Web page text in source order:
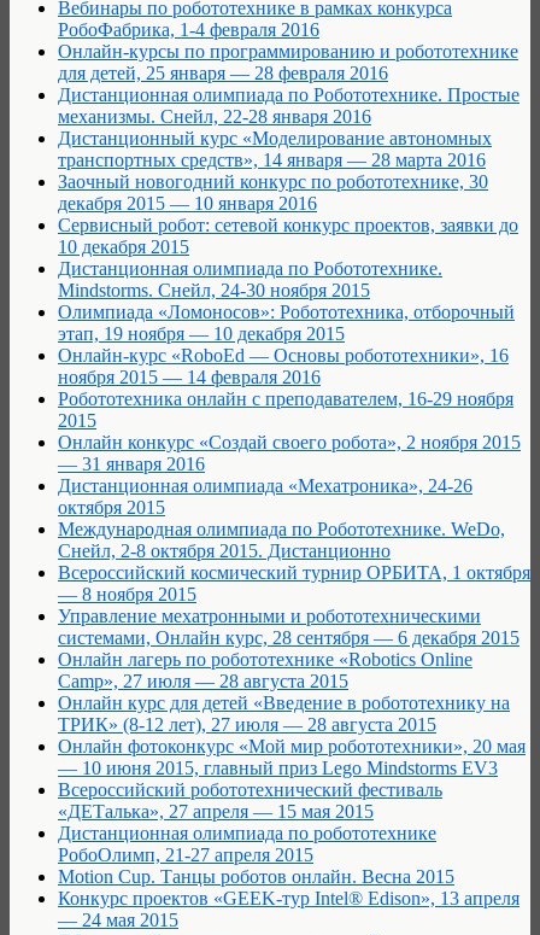
Вебинары по робототехнике в рамках конкурса
РобоФабрика, 1-4 февраля 2016
Онлайн-курсы по программированию и робототехнике
для детей, 25 января — 28 февраля 2016
Дистанционная олимпиада по Робототехнике. Простые
механизмы. Снейл, 22-28 января 2016
Дистанционный курс «Моделирование автономных
транспортных средств», 14 января — 28 марта 2016
Заочный новогодний конкурс по робототехнике, 30
декабря 2015 — 10 января 2016
Сервисный робот: сетевой конкурс проектов, заявки до
10 декабря 2015
Дистанционная олимпиада по Робототехнике.
Mindstorms. Снейл, 24-30 ноября 2015
Олимпиада «Ломоносов»: Робототехника, отборочный
этап, 19 ноября — 10 декабря 2015
Онлайн-курс «RoboEd — Основы робототехники», 16
ноября 2015 — 14 февраля 2016
Робототехника онлайн с преподавателем, 16-29 ноября
2015
Онлайн конкурс «Создай своего робота», 2 ноября 2015
— 31 января 2016
Дистанционная олимпиада «Мехатроника», 24-26
октября 2015
Международная олимпиада по Робототехнике. WeDo,
Снейл, 2-8 октября 2015. Дистанционно
Всероссийский космический турнир ОРБИТА, 1 октября
— 8 ноября 2015
Управление мехатронными и робототехническими
системами, Онлайн курс, 28 сентября — 6 декабря 2015
Онлайн лагерь по робототехнике «Robotics Online
Camp», 27 июля — 28 августа 2015
Онлайн курс для детей «Введение в робототехнику на
ТРИК» (8-12 лет), 27 июля — 28 августа 2015
Онлайн фотоконкурс «Мой мир робототехники», 20 мая
— 10 июня 2015, главный приз Lego Mindstorms EV3
Всероссийский робототехнический фестиваль
«ДЕТалька», 27 апреля — 15 мая 2015
Дистанционная олимпиада по робототехнике
РобоОлимп, 21-27 апреля 2015
Motion Cup. Танцы роботов онлайн. Весна 2015
Конкурс проектов «GEEK-тур Intel® Edison», 13 апреля
— 24 мая 2015